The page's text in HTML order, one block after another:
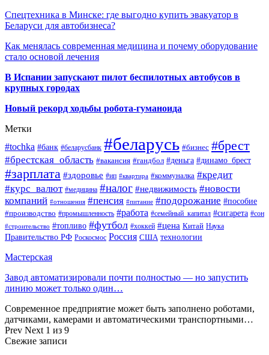
Спецтехника в Минске: где выгодно купить эвакуатор в
Беларуси для автобизнеса?
Как менялась современная медицина и почему оборудование
стало основой лечения
В Испании запускают пилот беспилотных автобусов в
крупных городах
Новый рекорд ходьбы робота-гуманоида
Метки
#tochka #банк #беларусбанк #беларусь #бизнес #брест
#брестская_область #вакансия #гандбол #деньга #динамо_брест
#зарплата #здоровье #ип #квартира #коммуналка #кредит
#курс_валют #медицина #налог #недвижимость #новости
компаний #отношения #пенсия #питание #подорожание #пособие
#производство #промышленность #работа #семейный_капитал #сигарета #сон
#строительство #топливо #футбол #хоккей #цена Китай Наука
Правительство РФ Роскосмос Россия США технологии
Мастерская
Завод автоматизировали почти полностью — но запустить
линию может только один…
Современное предприятие может быть заполнено роботами,
датчиками, камерами и автоматическими транспортными…
Prev Next 1 из 9
Свежие записи